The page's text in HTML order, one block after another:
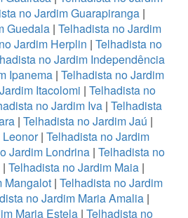
no Jardim Guarapiranga |
Guedala| Telhadista no Jardim
Jardim Herplin | Telhadista no
no Jardim Independência
Ipanema | Telhadista no Jardim
Itacolomi | Telhadista no
no Jardim Iva| Telhadista
| Telhadista no Jardim Jaú |
| Telhadista no Jardim
Jardim Londrina | Telhadista no
| Telhadista no Jardim Maia|
Mangalot | Telhadista no Jardim
no Jardim Maria Amalia|
Maria Estela| Telhadista no